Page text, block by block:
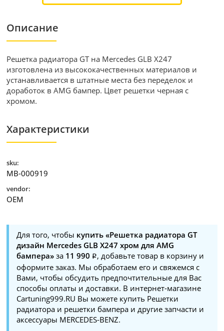
Описание
Решетка радиатора GT на Mercedes GLB X247
изготовлена из высококачественных материалов и
устанавливается в штатные места без переделок и
доработок в AMG бампер. Цвет решетки черная с
хромом.
Характеристики
sku:
MB-000919
vendor:
OEM
Для того, чтобы купить «Решетка радиатора GT
дизайн Mercedes GLB X247 хром для AMG
бампера» за 11 990
, добавьте товар в корзину и
оформите заказ. Мы обработаем его и свяжемся с
Вами, чтобы обсудить предпочтительные для Вас
способы оплаты и доставки. В интернет-магазине
Cartuning999.RU Вы можете купить Решетки
радиатора и решетки бампера и другие запчасти и
аксессуары MERCEDES-BENZ.